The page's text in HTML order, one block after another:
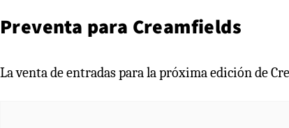
Preventa para Creamfields
La venta de entradas para la próxima edición de